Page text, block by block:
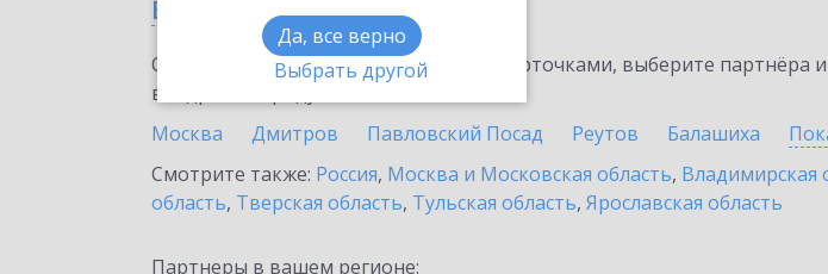
Да, все верно
Выбрать другой
Ознакомьтесь с информационными карточками, выберите партнёра
внедрение продукта.
Москва
Дмитров Павловский Посад Реутов Балашиха
Смотрите также: Россия, Москва и Московская область, Владимирская
область, Тверская область, Тульская область, Ярославская область
Партнеры в вашем регионе: